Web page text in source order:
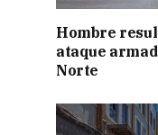
Hombre
ataque
Norte